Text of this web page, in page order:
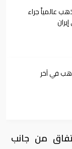
عالمياً جراء
في آخر
من جانب